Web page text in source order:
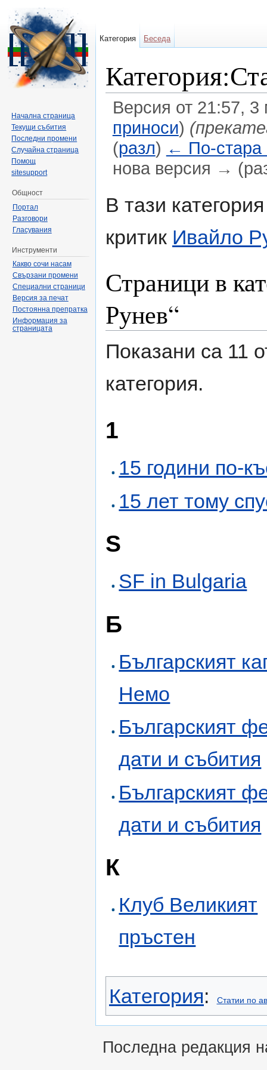
Версия от 21:57,
приноси)
(разл) ← По-стара
нова версия →
В тази
критик Ивайло
Страници в
Рунев“
Показани са 11
категория.
1
15 години по-
15 лет тому
S
SF in Bulgaria
Б
Българският
Немо
Българският
дати и събития
Българският
дати и събития
К
Клуб Великият
пръстен
Категория: Статии по
Категория Беседа
Начална страница
Текущи събития
Последни промени
Случайна страница
Помощ
sitesupport
Общност
Портал
Разговори
Гласувания
Инструменти
Какво сочи насам
Свързани промени
Специални страници
Версия за печат
Постоянна препратка
Информация за
страницата
Последна редакция